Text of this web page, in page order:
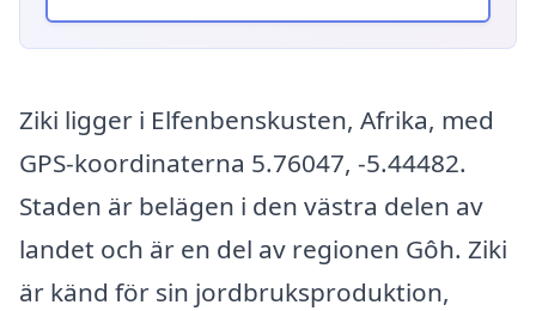
Ziki ligger i Elfenbenskusten, Afrika, med
GPS-koordinaterna 5.76047, -5.44482.
Staden är belägen i den västra delen av
landet och är en del av regionen Gôh. Ziki
är känd för sin jordbruksproduktion,